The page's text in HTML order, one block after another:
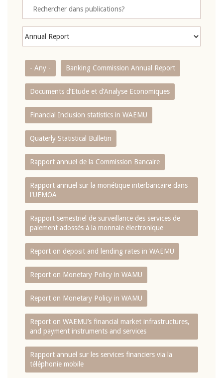
- Any - Banking Commission Annual Report
Documents d’Etude et d’Analyse Economiques
Financial Inclusion statistics in WAEMU
Quaterly Statistical Bulletin
Rapport annuel de la Commission Bancaire
Rapport annuel sur la monétique interbancaire dans
l'UEMOA
Rapport semestriel de surveillance des services de
paiement adossés à la monnaie électronique
Report on deposit and lending rates in WAEMU
Report on Monetary Policy in WAMU
Report on Monetary Policy in WAMU
Report on WAEMU’s financial market infrastructures,
and payment instruments and services
Rapport annuel sur les services financiers via la
téléphonie mobile